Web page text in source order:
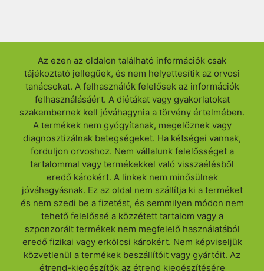
Az ezen az oldalon található információk csak
tájékoztató jellegűek, és nem helyettesítik az orvosi
tanácsokat. A felhasználók felelősek az információk
felhasználásáért. A diétákat vagy gyakorlatokat
szakembernek kell jóváhagynia a törvény értelmében.
A termékek nem gyógyítanak, megelőznek vagy
diagnosztizálnak betegségeket. Ha kétségei vannak,
forduljon orvoshoz. Nem vállalunk felelősséget a
tartalommal vagy termékekkel való visszaélésből
eredő károkért. A linkek nem minősülnek
jóváhagyásnak. Ez az oldal nem szállítja ki a terméket
és nem szedi be a fizetést, és semmilyen módon nem
tehető felelőssé a közzétett tartalom vagy a
szponzorált termékek nem megfelelő használatából
eredő fizikai vagy erkölcsi károkért. Nem képviseljük
közvetlenül a termékek beszállítóit vagy gyártóit. Az
étrend-kiegészítők az étrend kiegészítésére